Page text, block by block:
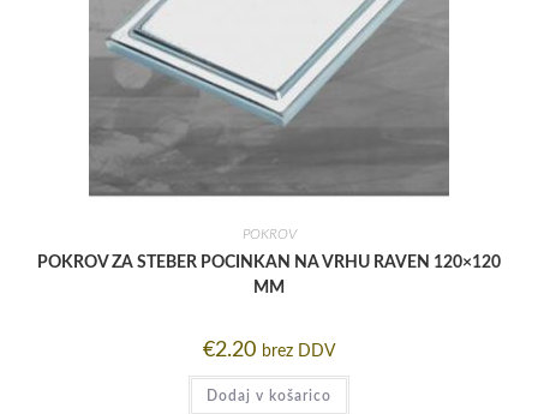
POKROV
POKROV ZA STEBER POCINKAN NA VRHU RAVEN 120×120
MM
€2.20 brez DDV
Dodaj v košarico